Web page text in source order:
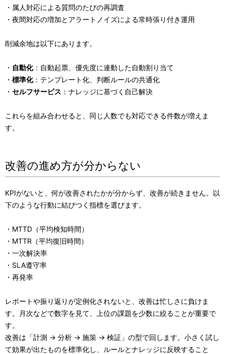
・属人対応による質問のたびの再調査
・夜間対応の増加とアラートノイズによる常時張り付き運用
削減余地は以下にあります。
・ 自動化：自動起票、優先度に連動した自動割り当て
・ 標準化：テンプレート化、判断ルールの共通化
・ セルフサービス ：ナレッジに基づく自己解決
これらを組み合わせると、同じ人数でも対応できる件数が増えま
す。
改善の進め方が分からない
KPIがないと、何が改善されたかが分からず、改善が続きません。以
下のような行動に結びつく指標を選びます。
・MTTD（平均検知時間）
・MTTR（平均復旧時間）
・一次解決率
・SLA遵守率
・再発率
レポートや振り返りが定例化されないと、改善は忙しさに負けま
す。月次などで数字を見て、上位の課題を少数に絞ることが重要で
す。
改善は「計測 → 分析 → 施策 → 検証」の型で回します。小さく試し
て効果が出たものを標準化し、ルールとナレッジに反映すること